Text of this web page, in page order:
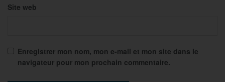
Site web
Enregistrer mon nom, mon e-mail et mon site dans le
navigateur pour mon prochain commentaire.